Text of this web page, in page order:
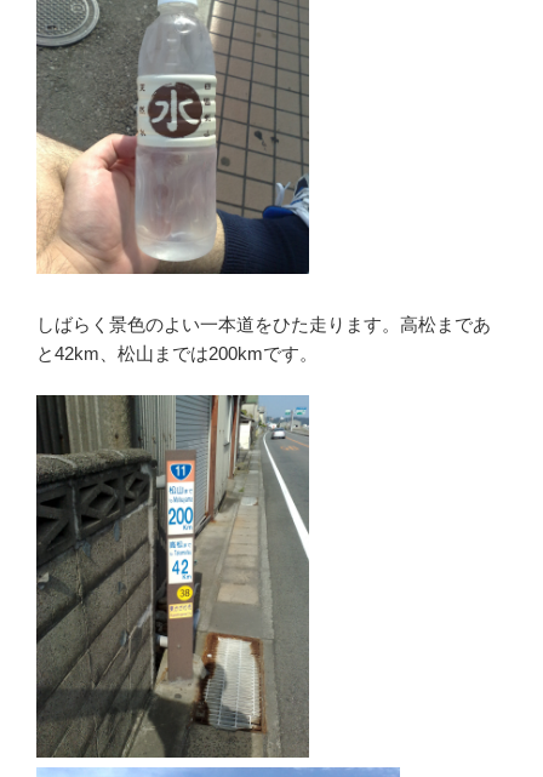
しばらく景色のよい一本道をひた走ります。高松まであ
と42km、松山までは200kmです。